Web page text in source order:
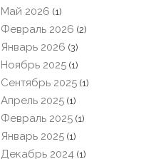
Май 2026 (1)
Февраль 2026 (2)
Январь 2026 (3)
Ноябрь 2025 (1)
Сентябрь 2025 (1)
Апрель 2025 (1)
Февраль 2025 (1)
Январь 2025 (1)
Декабрь 2024 (1)